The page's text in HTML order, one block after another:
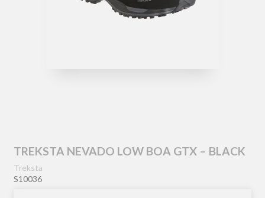
TREKSTA NEVADO LOW BOA GTX – BLACK
Treksta
S10036